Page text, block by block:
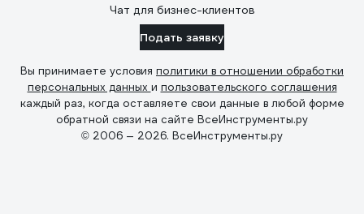
Чат для бизнес-клиентов
Подать заявку
Вы принимаете условия политики в отношении обработки
персональных данных и пользовательского соглашения
каждый раз, когда оставляете свои данные в любой форме
обратной связи на сайте ВсеИнструменты.ру
© 2006 — 2026. ВсеИнструменты.ру